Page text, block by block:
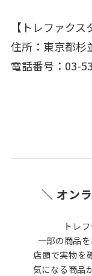
【トレファクス
住所：東京都杉
電話番号：03-
＼ オン
トレ
一部の商品
店頭で実物を
気になる商品